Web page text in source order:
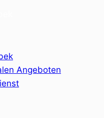
Angeboten